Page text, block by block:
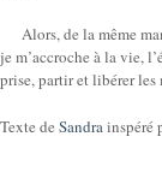
Alors, de la même
je m’accroche à la vie,
prise, partir et libérer
Texte de Sandra inspéré